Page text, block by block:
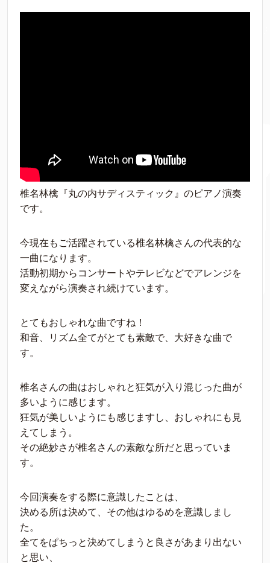
椎名林檎『丸の内サディスティック』のピアノ演奏
です。
今現在もご活躍されている椎名林檎さんの代表的な
一曲になります。
活動初期からコンサートやテレビなどでアレンジを
変えながら演奏され続けています。
とてもおしゃれな曲ですね！
和音、リズム全てがとても素敵で、大好きな曲で
す。
椎名さんの曲はおしゃれと狂気が入り混じった曲が
多いように感じます。
狂気が美しいようにも感じますし、おしゃれにも見
えてしまう。
その絶妙さが椎名さんの素敵な所だと思っていま
す。
今回演奏をする際に意識したことは、
決める所は決めて、その他はゆるめを意識しまし
た。
全てをぱちっと決めてしまうと良さがあまり出ない
と思い、